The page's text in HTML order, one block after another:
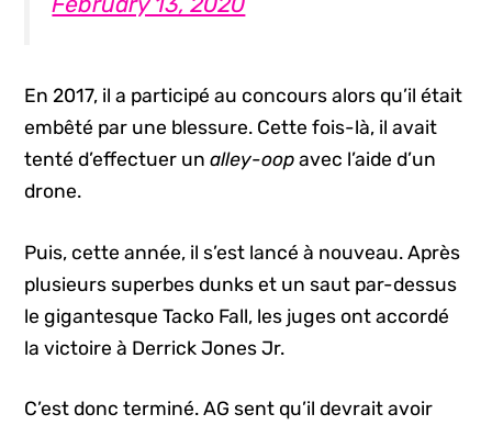
En 2017, il a participé au concours alors qu’il était
embêté par une blessure. Cette fois-là, il avait
tenté d’effectuer unalley-oopavec l’aide d’un
drone.
Puis, cette année, il s’est lancé à nouveau. Après
plusieurs superbes dunks et un saut par-dessus
le gigantesque Tacko Fall, les juges ont accordé
la victoire à Derrick Jones Jr.
C’est donc terminé. AG sent qu’il devrait avoir